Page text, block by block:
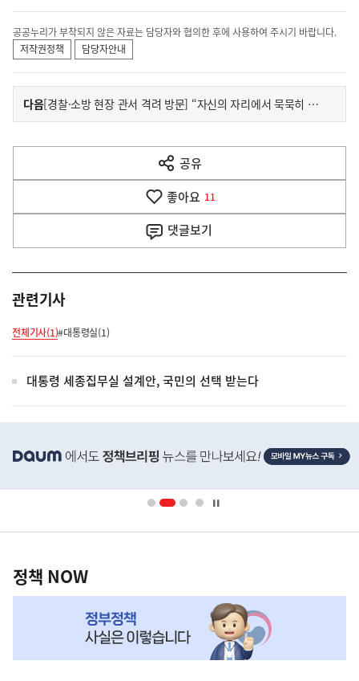
공공누리가 부착되지 않은 자료는 담당자와 협의한 후에 사용하여 주시기 바랍니다.
저작권정책
담당자안내
이
전
다
음
다음기
사
[경찰·소방 현장 관서 격려 방문] “자신의 자리에서 묵묵히 소임을 다하는 제복 입은 영웅들께 국민을 대표해 감사드립니다”
공유
열
기
좋아요 11
댓글보기
관련기사
전체기사(1)#대통령실(1)
대통령 세종집무실 설계안, 국민의 선택 받는다
단
배
영
책
NOW,
정책 NOW